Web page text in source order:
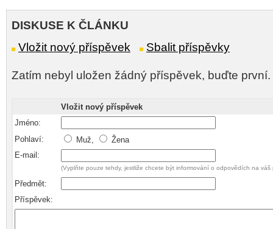
DISKUSE K ČLÁNKU
Vložit nový příspěvek
Sbalit příspěvky
Zatím nebyl uložen žádný příspěvek, buďte první.
Vložit nový příspěvek
Jméno:
Pohlaví:
Muž,
Žena
E-mail:
(Vyplňte pouze tehdy, jestliže chcete být informování o odpovědích na váš
Předmět:
Příspěvek: